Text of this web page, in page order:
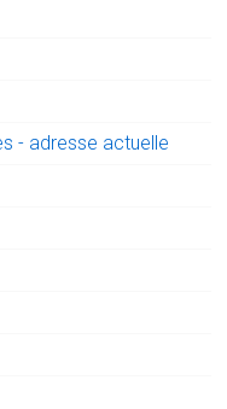
- adresse actuelle